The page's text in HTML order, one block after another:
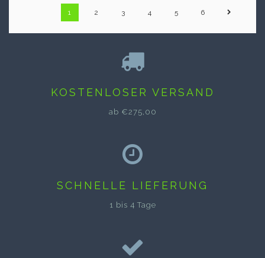
1 2 3 4 5 6
KOSTENLOSER VERSAND
ab €275,00
SCHNELLE LIEFERUNG
1 bis 4 Tage